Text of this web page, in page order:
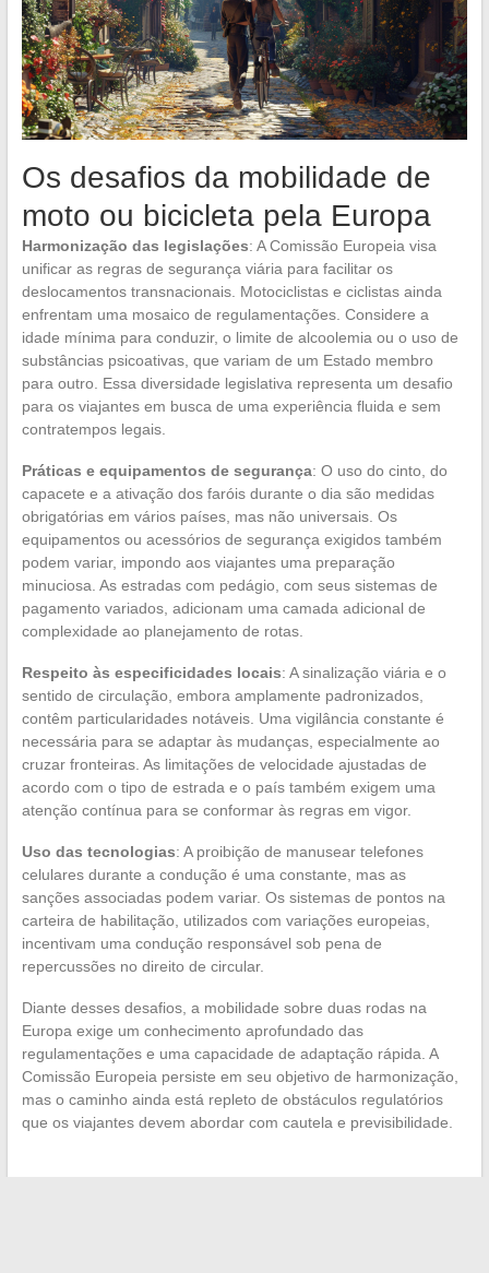
Os desafios da mobilidade de
moto ou bicicleta pela Europa
Harmonização das legislações: A Comissão Europeia visa
unificar as regras de segurança viária para facilitar os
deslocamentos transnacionais. Motociclistas e ciclistas ainda
enfrentam uma mosaico de regulamentações. Considere a
idade mínima para conduzir, o limite de alcoolemia ou o uso de
substâncias psicoativas, que variam de um Estado membro
para outro. Essa diversidade legislativa representa um desafio
para os viajantes em busca de uma experiência fluida e sem
contratempos legais.
Práticas e equipamentos de segurança: O uso do cinto, do
capacete e a ativação dos faróis durante o dia são medidas
obrigatórias em vários países, mas não universais. Os
equipamentos ou acessórios de segurança exigidos também
podem variar, impondo aos viajantes uma preparação
minuciosa. As estradas com pedágio, com seus sistemas de
pagamento variados, adicionam uma camada adicional de
complexidade ao planejamento de rotas.
Respeito às especificidades locais: A sinalização viária e o
sentido de circulação, embora amplamente padronizados,
contêm particularidades notáveis. Uma vigilância constante é
necessária para se adaptar às mudanças, especialmente ao
cruzar fronteiras. As limitações de velocidade ajustadas de
acordo com o tipo de estrada e o país também exigem uma
atenção contínua para se conformar às regras em vigor.
Uso das tecnologias: A proibição de manusear telefones
celulares durante a condução é uma constante, mas as
sanções associadas podem variar. Os sistemas de pontos na
carteira de habilitação, utilizados com variações europeias,
incentivam uma condução responsável sob pena de
repercussões no direito de circular.
Diante desses desafios, a mobilidade sobre duas rodas na
Europa exige um conhecimento aprofundado das
regulamentações e uma capacidade de adaptação rápida. A
Comissão Europeia persiste em seu objetivo de harmonização,
mas o caminho ainda está repleto de obstáculos regulatórios
que os viajantes devem abordar com cautela e previsibilidade.